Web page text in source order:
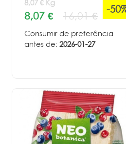
8,07 € Kg
8,07 € 16,01 €
-
Consumir de preferência
antes de: 2026-01-27